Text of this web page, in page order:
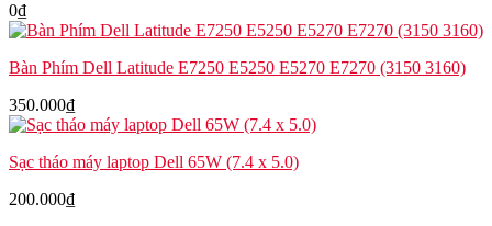
0₫
Bàn Phím Dell Latitude E7250 E5250 E5270 E7270 (3150 3160)
350.000₫
Sạc tháo máy laptop Dell 65W (7.4 x 5.0)
200.000₫